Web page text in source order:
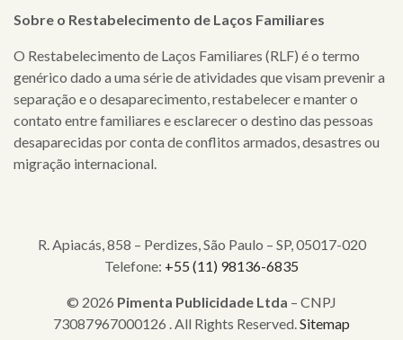
Sobre o Restabelecimento de Laços Familiares
O Restabelecimento de Laços Familiares (RLF) é o termo
genérico dado a uma série de atividades que visam prevenir a
separação e o desaparecimento, restabelecer e manter o
contato entre familiares e esclarecer o destino das pessoas
desaparecidas por conta de conflitos armados, desastres ou
migração internacional.
R. Apiacás, 858 – Perdizes, São Paulo – SP, 05017-020
Telefone: +55 (11) 98136-6835
© 2026 Pimenta Publicidade Ltda – CNPJ
73087967000126 . All Rights Reserved.Sitemap